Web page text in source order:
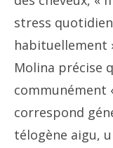
stress
habituellement
Molina précise
communément
correspond
télogène aigu,